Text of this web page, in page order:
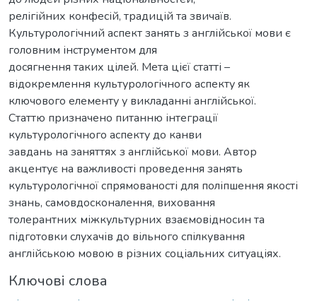
релігійних конфесій, традицій та звичаїв.
Культурологічний аспект занять з англійської мови є
головним інструментом для
досягнення таких цілей. Мета цієї статті –
відокремлення культурологічного аспекту як
ключового елементу у викладанні англійської.
Статтю призначено питанню інтеграції
культурологічного аспекту до канви
завдань на заняттях з англійської мови. Автор
акцентує на важливості проведення занять
культурологічної спрямованості для поліпшення якості
знань, самовдосконалення, виховання
толерантних міжкультурних взаємовідносин та
підготовки слухачів до вільного спілкування
англійською мовою в різних соціальних ситуаціях.
Ключові слова